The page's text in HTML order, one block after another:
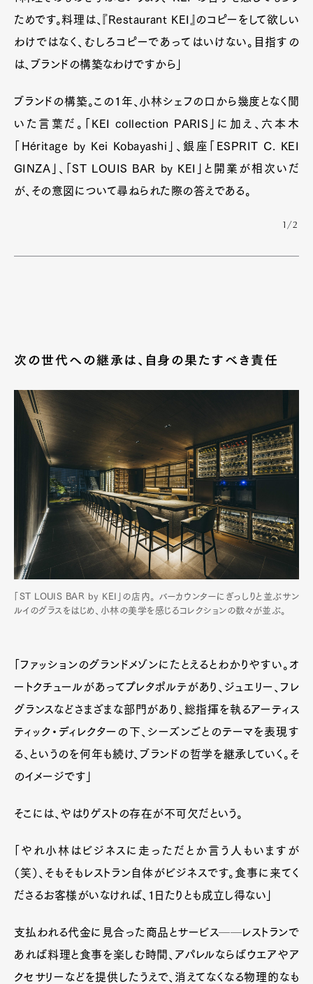
ためです。料理は、『Restaurant KEI』のコピーをして欲しい
わけではなく、むしろコピーであってはいけない。目指すの
は、ブランドの構築なわけですから」
ブランドの構築。この1年、小林シェフの口から幾度となく聞
いた言葉だ。「KEI collection PARIS」に加え、六本木
「Héritage by Kei Kobayashi」、銀座「ESPRIT C. KEI
GINZA」、「ST LOUIS BAR by KEI」と開業が相次いだ
が、その意図について尋ねられた際の答えである。
1/2
次の世代への継承は、自身の果たすべき責任
「ST LOUIS BAR by KEI」の店内。 バーカウンターにぎっしりと並ぶサン
ルイのグラスをはじめ、小林の美学を感じるコレクションの数々が並ぶ。
「ファッションのグランドメゾンにたとえるとわかりやすい。オ
ートクチュールがあってプレタポルテがあり、ジュエリー、フレ
グランスなどさまざまな部門があり、総指揮を執るアーティス
ティック・ディレクターの下、シーズンごとのテーマを表現す
る、というのを何年も続け、ブランドの哲学を継承していく。そ
のイメージです」
そこには、やはりゲストの存在が不可欠だという。
「やれ小林はビジネスに走っただとか言う人もいますが
（笑）、そもそもレストラン自体がビジネスです。食事に来てく
ださるお客様がいなければ、1日たりとも成立し得ない」
支払われる代金に見合った商品とサービス──レストランで
あれば料理と食事を楽しむ時間、アパレルならばウエアやア
クセサリーなどを提供したうえで、消えてなくなる物理的なも